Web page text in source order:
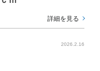
詳細を見る
2026.2.16